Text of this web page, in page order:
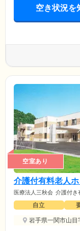
空き状況を
空室あり
介護付有料老人
医療法人三秋会 介護付き
自立
岩手県一関市山目